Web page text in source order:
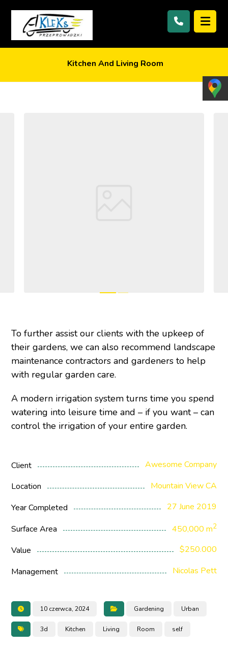
Kitchen And Living Room
To further assist our clients with the upkeep of
their gardens, we can also recommend landscape
maintenance contractors and gardeners to help
with regular garden care.
A modern irrigation system turns time you spend
watering into leisure time and – if you want – can
control the irrigation of your entire garden.
Client
Awesome Company
Location
Mountain View CA
Year Completed
27 June 2019
Surface Area
450,000 m2
Value
$250.000
Management
Nicolas Pett
10 czerwca, 2024 Gardening Urban
3d Kitchen Living Room self